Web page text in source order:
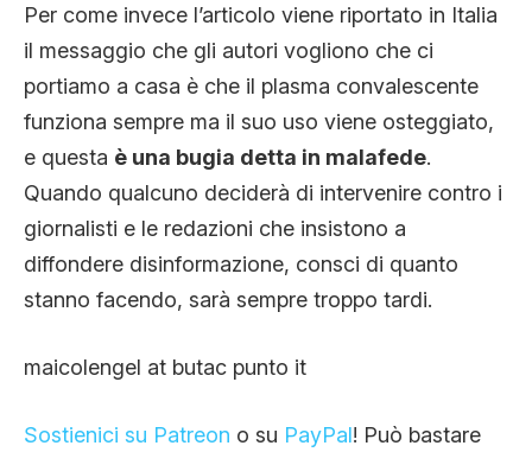
Per come invece l’articolo viene riportato in Italia
il messaggio che gli autori vogliono che ci
portiamo a casa è che il plasma convalescente
funziona sempre ma il suo uso viene osteggiato,
e questa è una bugia detta in malafede.
Quando qualcuno deciderà di intervenire contro i
giornalisti e le redazioni che insistono a
diffondere disinformazione, consci di quanto
stanno facendo, sarà sempre troppo tardi.
maicolengel at butac punto it
Sostienici su Patreon o su PayPal! Può bastare